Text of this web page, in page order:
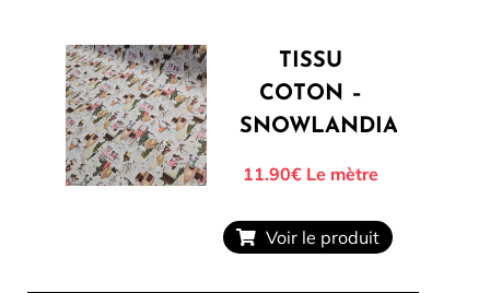
TISSU
COTON –
SNOWLANDIA
11.90€Le mètre
Voir le produit